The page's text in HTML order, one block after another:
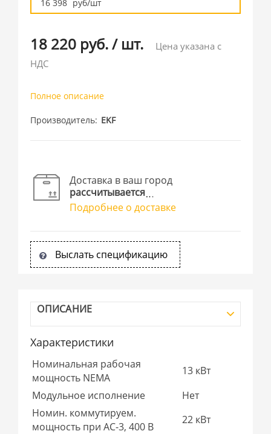
16 398 руб/шт
18 220 руб./ шт.
Цена указана с
НДС
Полное описание
Производитель EKF
Доставка в ваш город
рассчитывается
Подробнее о доставке
Выслать спецификацию
ОПИСАНИЕ
Характеристики
Номинальная рабочая
мощность NEMA
13 кВт
Модульное исполнение
Нет
Номин. коммутируем.
мощность при AC-3, 400 В
22 кВт